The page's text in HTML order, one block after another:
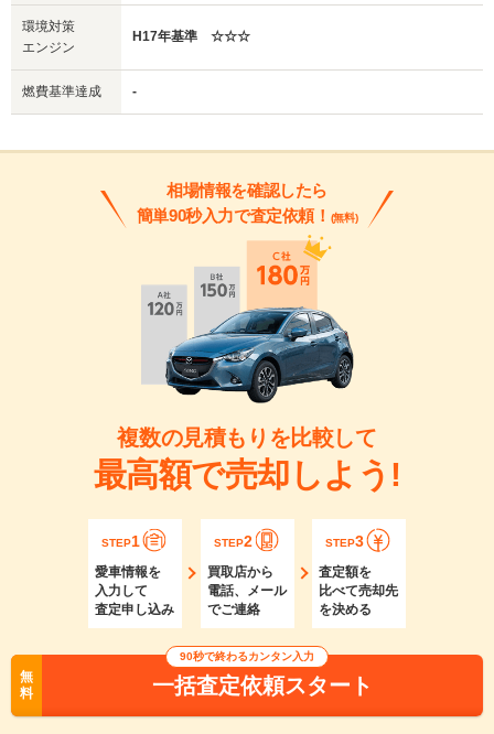
環境対策
エンジン
H17年基準 ☆☆☆
燃費基準達成 -
相場情報を確認したら
簡単90秒入力で査定依頼！ (無料)
複数の見積もりを比較して
最高額で売却しよう!
STEP1
愛車情報を
入力して
査定申し込み
STEP2
買取店から
電話、メール
でご連絡
STEP3
査定額を
比べて売却先
を決める
無
料
90秒で終わるカンタン入力
一括査定依頼スタート